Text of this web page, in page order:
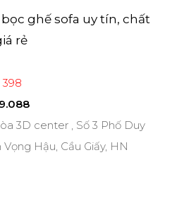
ghế sofa uy tín, chất
rẻ
398
3D center , Số 3 Phố Duy
Hậu, Cầu Giấy, HN